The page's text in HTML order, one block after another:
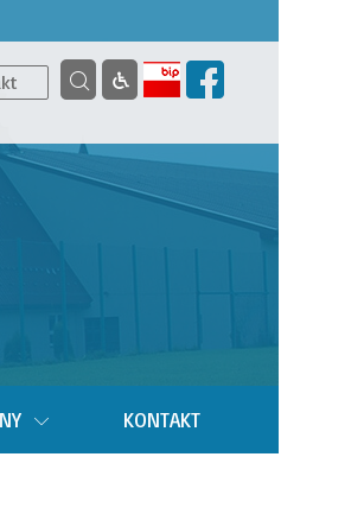
KONTAKT